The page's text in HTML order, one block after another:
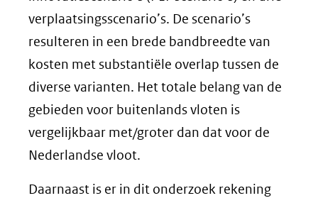
verplaatsingsscenario’s. De scenario’s
resulteren in een brede bandbreedte van
kosten met substantiële overlap tussen de
diverse varianten. Het totale belang van de
gebieden voor buitenlands vloten is
vergelijkbaar met/groter dan dat voor de
Nederlandse vloot.
Daarnaast is er in dit onderzoek rekening